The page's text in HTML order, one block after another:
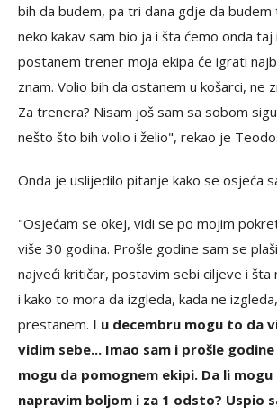
bih da budem, pa tri dana gdje da
neko kakav sam bio ja i šta ćemo onda taj
postanem trener moja ekipa će igrati
znam. Volio bih da ostanem u košarci, ne
Za trenera? Nisam još sam sa sobom
nešto što bih volio i želio", rekao je
Onda je uslijedilo pitanje kako se osjeća
"Osjećam se okej, vidi se po mojim
više 30 godina. Prošle godine sam se
najveći kritičar, postavim sebi ciljeve i šta
i kako to mora da izgleda, kada ne
prestanem. I u decembru mogu to da
vidim sebe... Imao sam i prošle
mogu da pomognem ekipi. Da li mogu
napravim boljom i za 1 odsto? Uspio